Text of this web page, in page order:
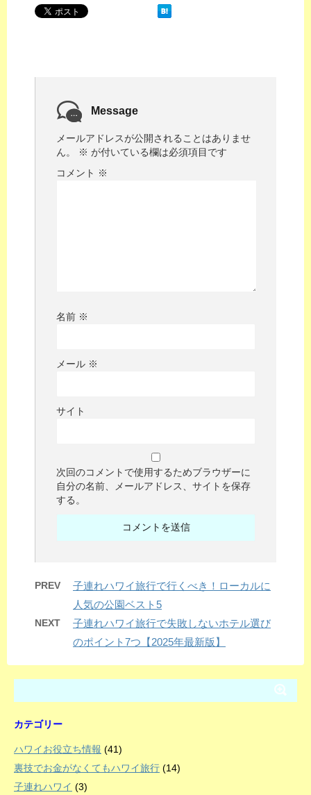
Message
メールアドレスが公開されることはありませ
ん。
※ が付いている欄は必須項目です
コメント ※
名前 ※
メール ※
サイト
次回のコメントで使用するためブラウザーに
自分の名前、メールアドレス、サイトを保存
する。
PREV
子連れハワイ旅行で行くべき！ローカルに
人気の公園ベスト5
NEXT
子連れハワイ旅行で失敗しないホテル選び
のポイント7つ【2025年最新版】
カテゴリー
ハワイお役立ち情報 (41)
裏技でお金がなくてもハワイ旅行 (14)
子連れハワイ (3)